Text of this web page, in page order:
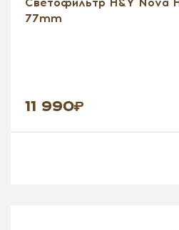
77mm
11 990